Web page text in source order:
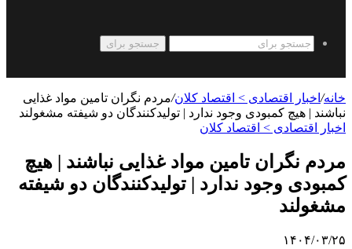
جستجو برای
خانه/ اخبار اقتصادی > اقتصاد كلان/مردم نگران تامین مواد غذایی
نباشند | هیچ کمبودی وجود ندارد | تولیدکنندگان دو شیفته مشغولند
اخبار اقتصادی > اقتصاد كلان
مردم نگران تامین مواد غذایی نباشند | هیچ
کمبودی وجود ندارد | تولیدکنندگان دو شیفته
مشغولند
۱۴۰۴/۰۳/۲۵